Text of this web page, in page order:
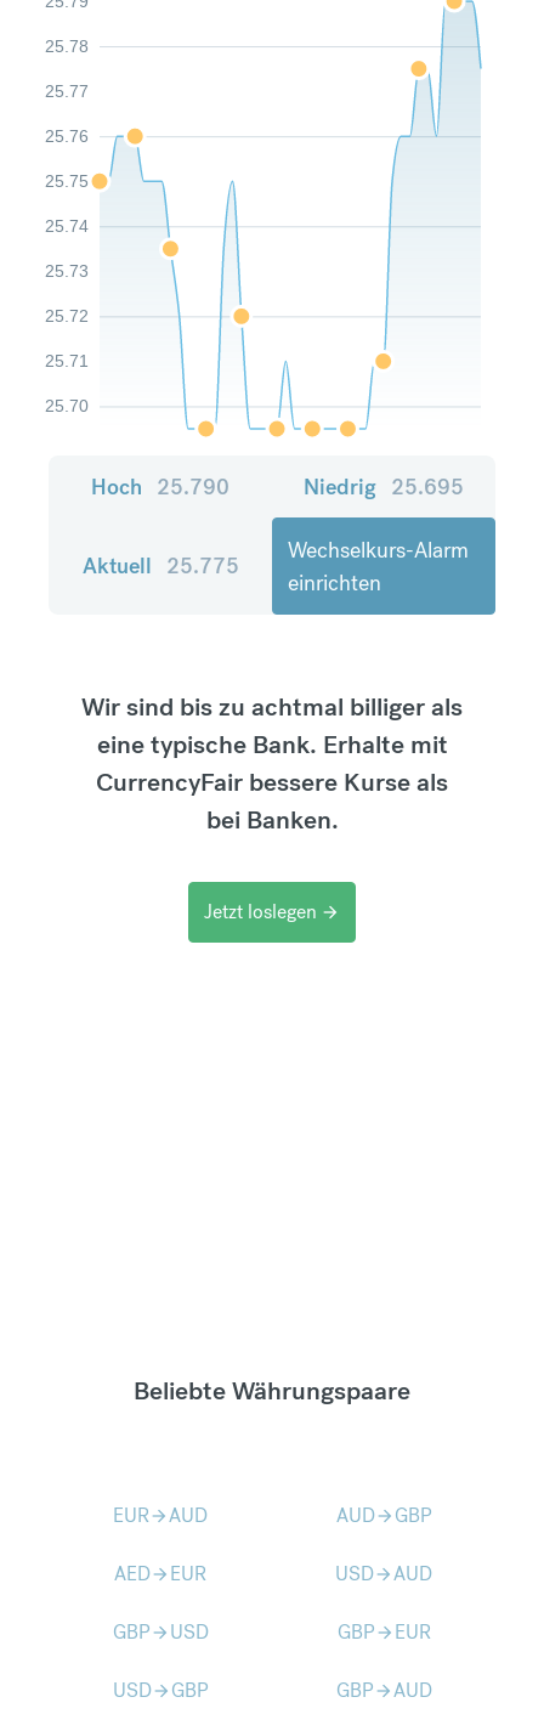
25.70
25.71
25.72
25.73
25.74
25.75
25.76
25.77
25.78
Hoch 25.790 Niedrig 25.695
Aktuell 25.775
Wechselkurs-Alarm
einrichten
Wir sind bis zu achtmal billiger als
eine typische Bank. Erhalte mit
CurrencyFair bessere Kurse als
bei Banken.
Jetzt loslegen arrow_forward
Beliebte Währungspaare
EURarrow_forwardAUD AUDarrow_forward GBP
AEDarrow_forward EUR USDarrow_forwardAUD
GBParrow_forward USD GBParrow_forward EUR
USDarrow_forward GBP GBParrow_forwardAUD